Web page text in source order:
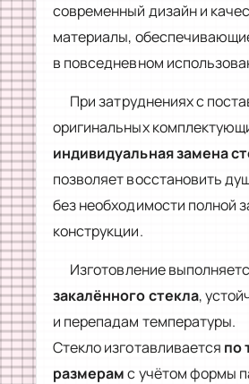
современный дизайн и
материалы,
в повседневном
При затруднениях с
оригинальных
индивидуальная замена
позволяет восстановить
без необходимости полной
конструкции.
Изготовление
закалённого стекла,
и перепадам температуры.
Стекло изготавливается по
размерамс учётом формы